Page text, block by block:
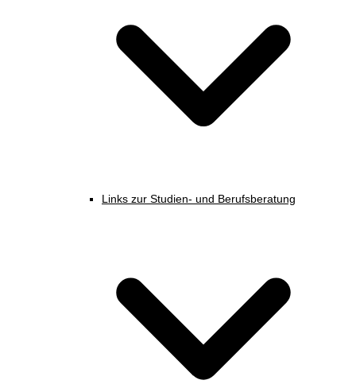
Links zur Studien- und Berufsberatung